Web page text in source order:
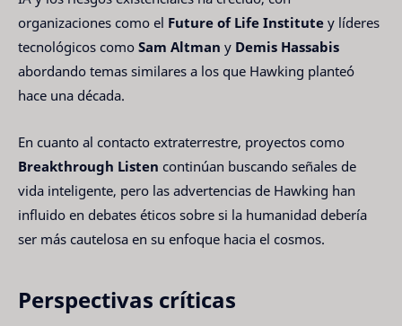
organizaciones como el Future of Life Institute y líderes
tecnológicos como Sam Altman y Demis Hassabis
abordando temas similares a los que Hawking planteó
hace una década.
En cuanto al contacto extraterrestre, proyectos como
Breakthrough Listen continúan buscando señales de
vida inteligente, pero las advertencias de Hawking han
influido en debates éticos sobre si la humanidad debería
ser más cautelosa en su enfoque hacia el cosmos.
Perspectivas críticas